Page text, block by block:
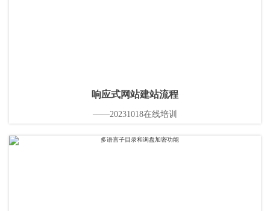
响应式网站建站流程
——20231018在线培训